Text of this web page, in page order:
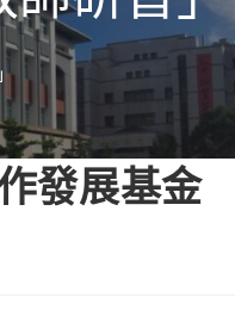
發展基金